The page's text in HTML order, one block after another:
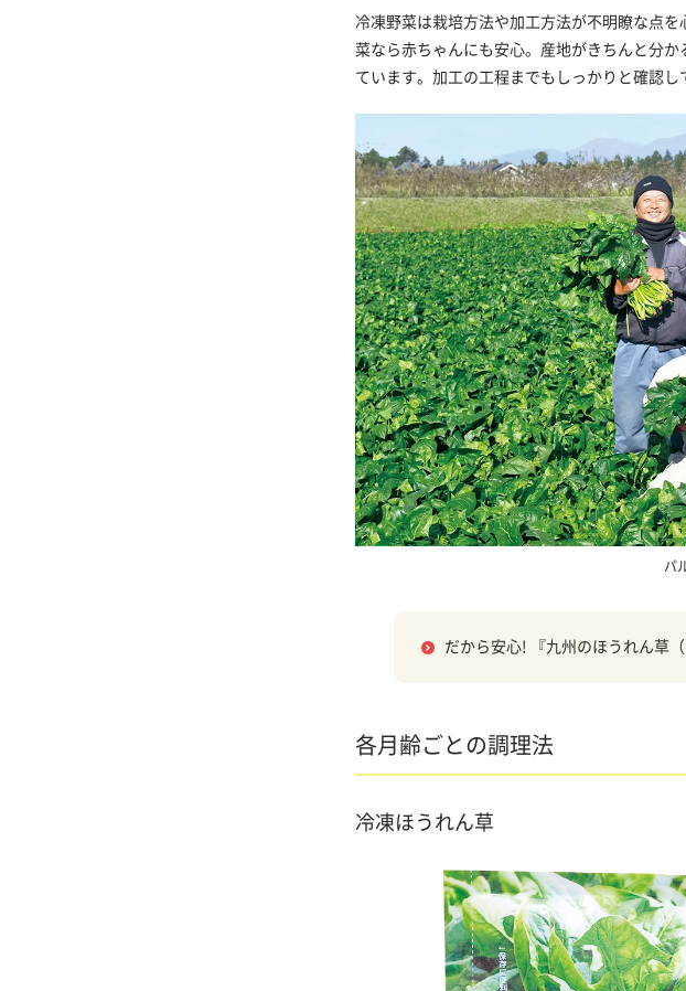
冷凍野菜は栽培方法や加工方法が不明瞭な点
菜なら赤ちゃんにも安心。産地がきちんと分
ています。加工の工程までもしっかりと確認
パ
だから安心! 『九州のほうれん草
各月齢ごとの調理法
冷凍ほうれん草